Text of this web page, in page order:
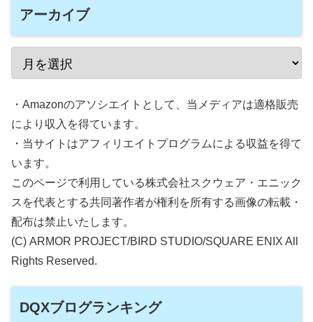
アーカイブ
・Amazonのアソシエイトとして、当メディアは適格販売
により収入を得ています。
・当サイトはアフィリエイトプログラムによる収益を得て
います。
このページで利用している株式会社スクウェア・エニック
スを代表とする共同著作者が権利を所有する画像の転載・
配布は禁止いたします。
(C) ARMOR PROJECT/BIRD STUDIO/SQUARE ENIX All
Rights Reserved.
DQXブログランキング